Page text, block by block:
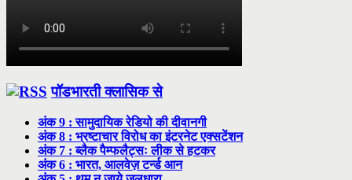
पॉडभारती क्लासिक से
अंक 9 : सामुदायिक रेडियो की दीवानगी
अंक 8 : भ्रष्टाचार विरोध का इंटरनेट एक्सटेंशन
अंक 7 : ब्लैक पैम्फलैट्सः लीक से हटकर
अंक 6 : भारत, आलवेज़ टर्न्ड आन